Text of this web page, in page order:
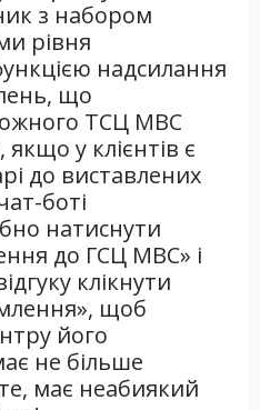
з набором
рівня
надсилання
що
ТСЦ МВС
у клієнтів є
до виставлених
боті
натиснути
до ГСЦ МВС» і
клікнути
щоб
його
не більше
має неабиякий